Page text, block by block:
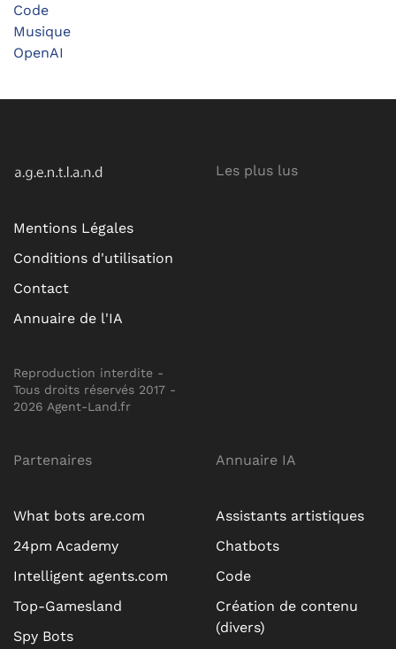
Code
Musique
OpenAI
Mentions Légales
Conditions d'utilisation
Contact
Annuaire de l'IA
Reproduction interdite -
Tous droits réservés 2017 -
2026 Agent-Land.fr
Les plus lus
Partenaires
What bots are.com
24pm Academy
Intelligent agents.com
Top-Gamesland
Spy Bots
Annuaire IA
Assistants artistiques
Chatbots
Code
Création de contenu
(divers)